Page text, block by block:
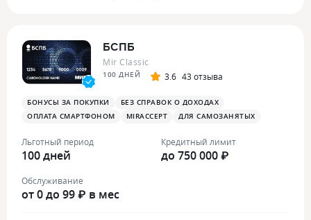
БСПБ
Mir Classic
100 ДНЕЙ 3.6 43 отзыва
БОНУСЫ ЗА ПОКУПКИ
БЕЗ СПРАВОК О ДОХОДАХ
ОПЛАТА СМАРТФОНОМ
MIRACCEPT ДЛЯ САМОЗАНЯТЫХ
Льготный период
100 дней
Кредитный лимит
до 750 000 ₽
Обслуживание
от 0 до 99 ₽ в мес